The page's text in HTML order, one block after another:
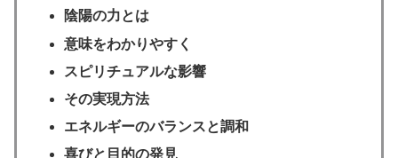
陰陽の力とは
意味をわかりやすく
スピリチュアルな影響
その実現方法
エネルギーのバランスと調和
喜びと目的の発見